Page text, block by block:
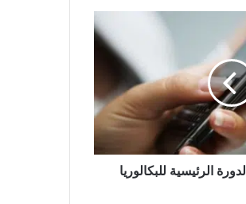
الرئيسية للبكالوريا